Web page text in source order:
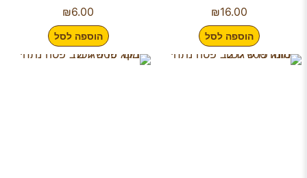
₪16.00
הוספה לסל
₪6.00
הוספה לסל